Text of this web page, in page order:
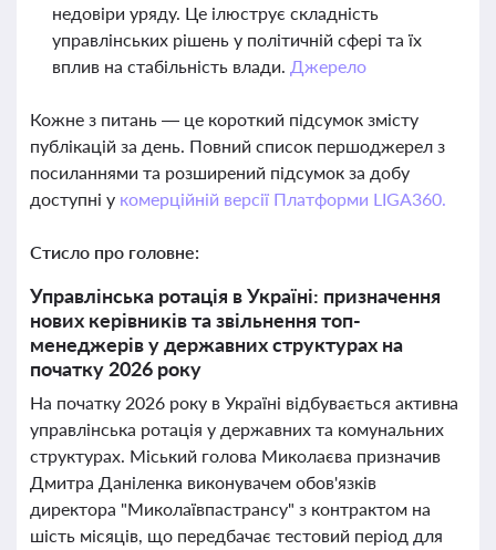
недовіри уряду. Це ілюструє складність
управлінських рішень у політичній сфері та їх
вплив на стабільність влади. Джерело
Кожне з питань — це короткий підсумок змісту
публікацій за день. Повний список першоджерел з
посиланнями та розширений підсумок за добу
доступні у комерційній версії Платформи LIGA360.
Стисло про головне:
Управлінська ротація в Україні: призначення
нових керівників та звільнення топ-
менеджерів у державних структурах на
початку 2026 року
На початку 2026 року в Україні відбувається активна
управлінська ротація у державних та комунальних
структурах. Міський голова Миколаєва призначив
Дмитра Даніленка виконувачем обов'язків
директора "Миколаївпастрансу" з контрактом на
шість місяців, що передбачає тестовий період для